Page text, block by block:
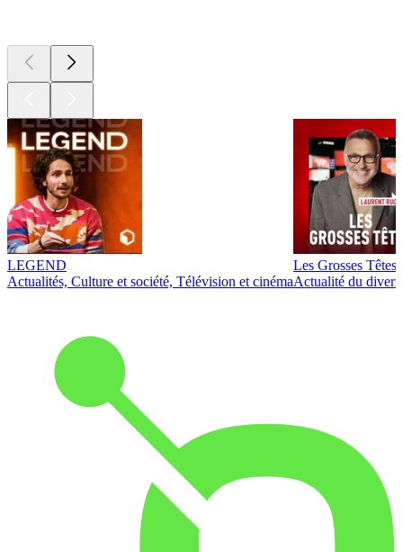
LEGEND
Actualités, Culture et société, Télévision et cinéma
Les Grosses Têtes
Actualité du